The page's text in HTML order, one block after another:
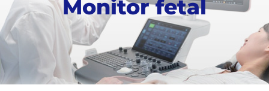
Monitor fetal